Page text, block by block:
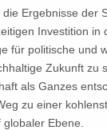
Ergebnisse der
Investition
für politische und
Zukunft zu
als Ganzes
zu einer
Ebene.